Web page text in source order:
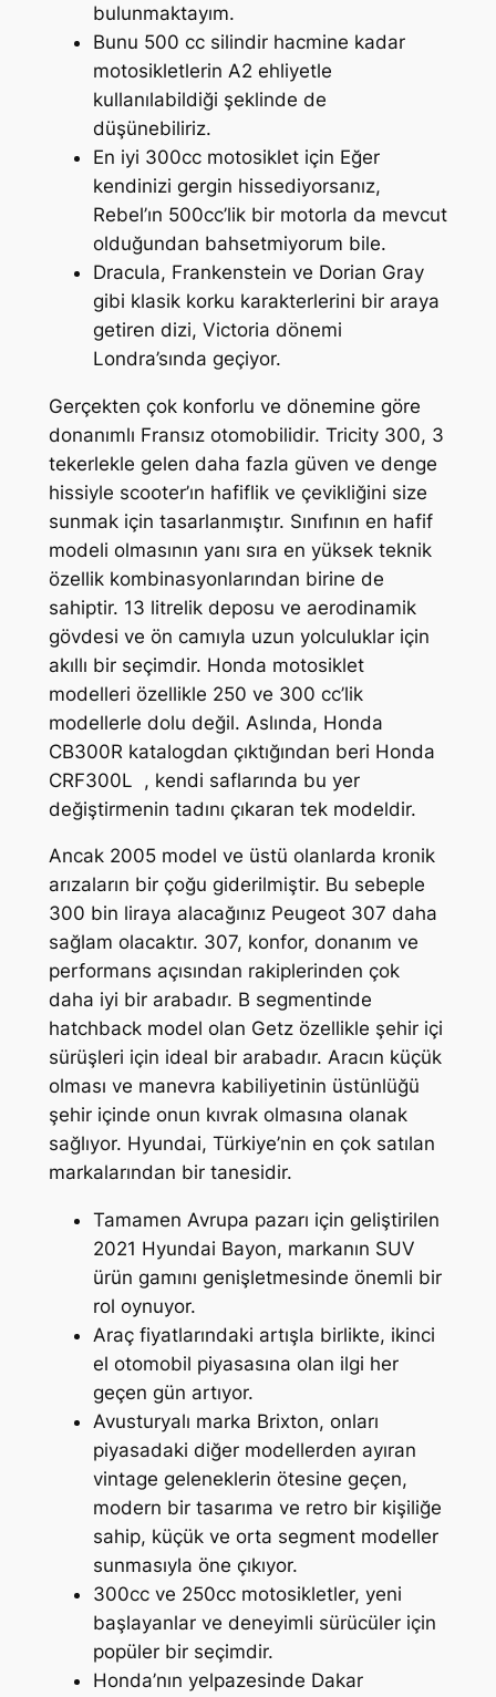
bulunmaktayım.
Bunu 500 cc silindir hacmine kadar
motosikletlerin A2 ehliyetle
kullanılabildiği şeklinde de
düşünebiliriz.
En iyi 300cc motosiklet için Eğer
kendinizi gergin hissediyorsanız,
Rebel’ın 500cc’lik bir motorla da mevcut
olduğundan bahsetmiyorum bile.
Dracula, Frankenstein ve Dorian Gray
gibi klasik korku karakterlerini bir araya
getiren dizi, Victoria dönemi
Londra’sında geçiyor.
Gerçekten çok konforlu ve dönemine göre
donanımlı Fransız otomobilidir. Tricity 300, 3
tekerlekle gelen daha fazla güven ve denge
hissiyle scooter’ın hafiflik ve çevikliğini size
sunmak için tasarlanmıştır. Sınıfının en hafif
modeli olmasının yanı sıra en yüksek teknik
özellik kombinasyonlarından birine de
sahiptir. 13 litrelik deposu ve aerodinamik
gövdesi ve ön camıyla uzun yolculuklar için
akıllı bir seçimdir. Honda motosiklet
modelleri özellikle 250 ve 300 cc’lik
modellerle dolu değil. Aslında, Honda
CB300R katalogdan çıktığından beri Honda
CRF300L , kendi saflarında bu yer
değiştirmenin tadını çıkaran tek modeldir.
Ancak 2005 model ve üstü olanlarda kronik
arızaların bir çoğu giderilmiştir. Bu sebeple
300 bin liraya alacağınız Peugeot 307 daha
sağlam olacaktır. 307, konfor, donanım ve
performans açısından rakiplerinden çok
daha iyi bir arabadır. B segmentinde
hatchback model olan Getz özellikle şehir içi
sürüşleri için ideal bir arabadır. Aracın küçük
olması ve manevra kabiliyetinin üstünlüğü
şehir içinde onun kıvrak olmasına olanak
sağlıyor. Hyundai, Türkiye’nin en çok satılan
markalarından bir tanesidir.
Tamamen Avrupa pazarı için geliştirilen
2021 Hyundai Bayon, markanın SUV
ürün gamını genişletmesinde önemli bir
rol oynuyor.
Araç fiyatlarındaki artışla birlikte, ikinci
el otomobil piyasasına olan ilgi her
geçen gün artıyor.
Avusturyalı marka Brixton, onları
piyasadaki diğer modellerden ayıran
vintage geleneklerin ötesine geçen,
modern bir tasarıma ve retro bir kişiliğe
sahip, küçük ve orta segment modeller
sunmasıyla öne çıkıyor.
300cc ve 250cc motosikletler, yeni
başlayanlar ve deneyimli sürücüler için
popüler bir seçimdir.
Honda’nın yelpazesinde Dakar